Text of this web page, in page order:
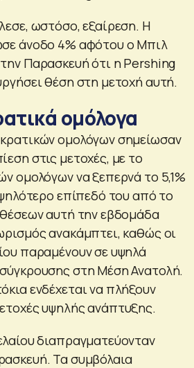
ωστόσο, εξαίρεση. Η
άνοδο 4% αφότου ο Μπιλ
Παρασκευή ότι η Pershing
θέση στη μετοχή αυτή.
ομόλογα
ομολόγων σημείωσαν
στις μετοχές, με το
ομολόγων να ξεπερνά το 5,1%
επίπεδό του από το
αυτή την εβδομάδα
ανακάμπτει, καθώς οι
παραμένουν σε υψηλά
στη Μέση Ανατολή.
ενδέχεται να πλήξουν
υψηλής ανάπτυξης.
διαπραγματεύονταν
Τα συμβόλαια